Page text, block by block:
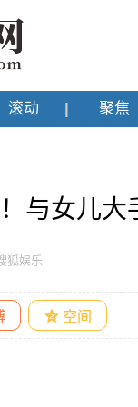
滚动 聚焦
与女儿
狐娱乐